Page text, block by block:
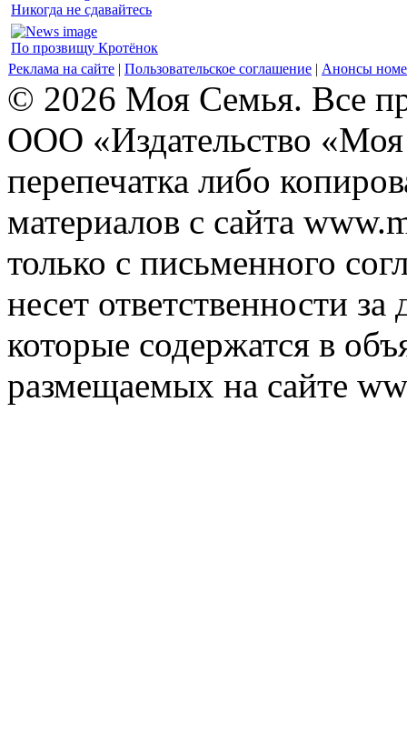
Никогда не сдавайтесь
По прозвищу Кротёнок
Реклама на сайте | Пользовательское соглашение | Анонсы
© 2026 Моя Семья. Все
ООО «Издательство
перепечатка либо
материалов с сайта
только с письменного
несет ответственности
которые содержатся в
размещаемых на сайте